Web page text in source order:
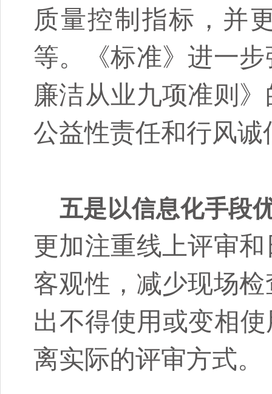
质量控制指标，并
等。《标准》进一
廉洁从业九项准则
公益性责任和行风诚
五是以信息化手段
更加注重线上评审
客观性，减少现场
出不得使用或变相
离实际的评审方式。